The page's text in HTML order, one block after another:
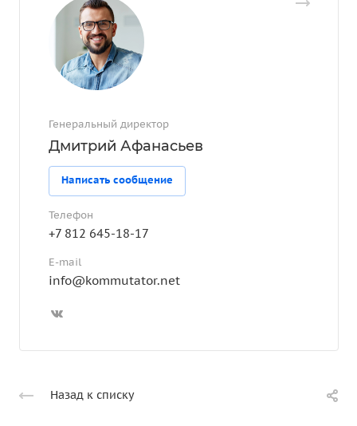
Генеральный директор
Дмитрий Афанасьев
Написать сообщение
Телефон
+7 812 645-18-17
E-mail
info@kommutator.net
Назад к списку